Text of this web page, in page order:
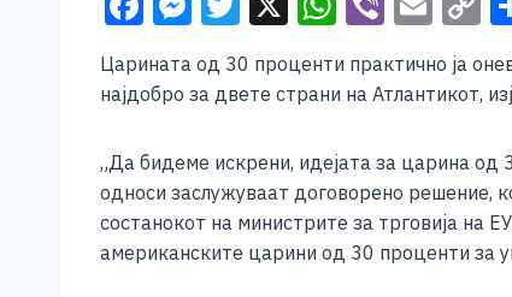
c
e
b
o
o
k
ss
n
g
er
wi
tt at
A
p
p
er
m
ai p
Li
n
k
Царината од 30 проценти практично ја
најдобро за двете страни на Атлантикот,
„Да бидеме искрени, идејата за царина од
односи заслужуваат договорено решение,
состанокот на министрите за трговија на
американските царини од 30 проценти за